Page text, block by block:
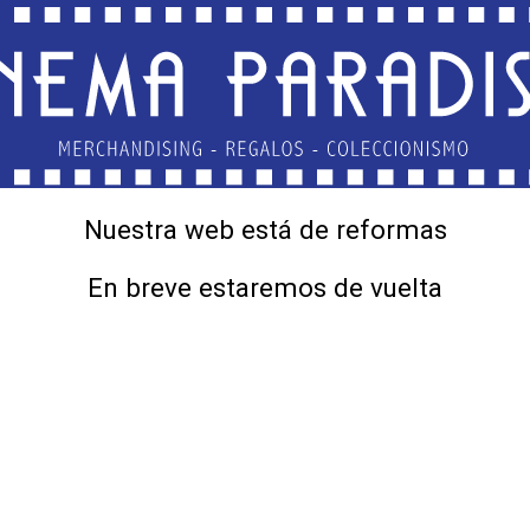
Nuestra web está de reformas
En breve estaremos de vuelta